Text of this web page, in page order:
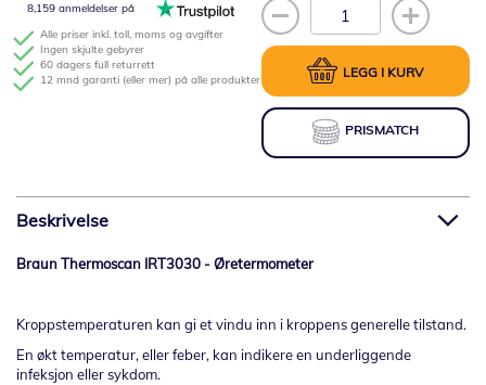
LEGG I KURV
PRISMATCH
Alle priser inkl. toll, moms og avgifter
Ingen skjulte gebyrer
60 dagers full returrett
12 mnd garanti (eller mer) på alle produkter
8,159 anmeldelser på
Beskrivelse
Braun Thermoscan IRT3030 - Øretermometer
Kroppstemperaturen kan gi et vindu inn i kroppens generelle tilstand.
En økt temperatur, eller feber, kan indikere en underliggende
infeksjon eller sykdom.